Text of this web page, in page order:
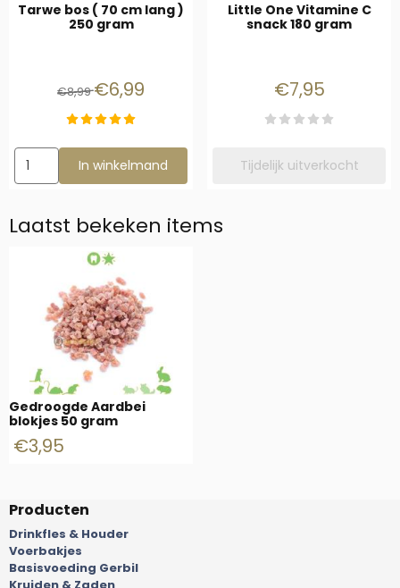
Tarwe bos ( 70 cm lang )
250 gram
Van 8,99 voor 6,99
€8,99€6,99
Aantal kiezen voor Tarwe bos ( 70 cm lang ) 250 gram
In winkelmand
Little One Vitamine C
snack 180 gram
Prijs: 7,95
€7,95
Tijdelijk uitverkocht
Laatst bekeken items
Gedroogde Aardbei
blokjes 50 gram
€3,95
Producten
Drinkfles & Houder
Voerbakjes
Basisvoeding Gerbil